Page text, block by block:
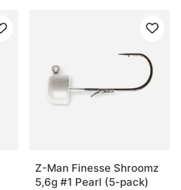
Z-Man Finesse Shroomz
5,6g #1 Pearl (5-pack)